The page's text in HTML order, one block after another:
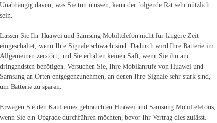
Unabhängig davon, was Sie tun müssen, kann der folgende Rat sehr nützlich
sein.
Lassen Sie Ihr Huawei und Samsung Mobiltelefon nicht für längere Zeit
eingeschaltet, wenn Ihre Signale schwach sind. Dadurch wird Ihre Batterie im
Allgemeinen zerstört, und Sie erhalten keinen Saft, wenn Sie ihn am
dringendsten benötigen. Versuchen Sie, Ihre Mobilanrufe von Huawei und
Samsung an Orten entgegenzunehmen, an denen Ihre Signale sehr stark sind,
um Batterie zu sparen.
Erwägen Sie den Kauf eines gebrauchten Huawei und Samsung Mobiltelefons,
wenn Sie ein Upgrade durchführen möchten, bevor Ihr Vertrag dies zulässt.